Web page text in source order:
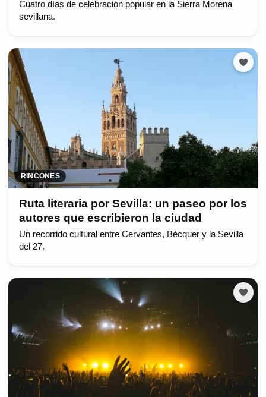
Cuatro días de celebración popular en la Sierra Morena
sevillana.
RINCONES
Ruta literaria por Sevilla: un paseo por los
autores que escribieron la ciudad
Un recorrido cultural entre Cervantes, Bécquer y la Sevilla
del 27.